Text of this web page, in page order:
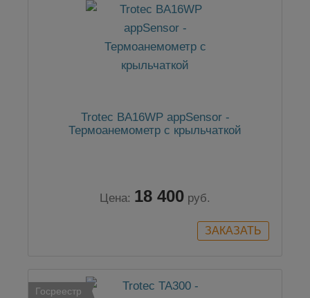
Trotec BA16WP appSensor -
Термоанемометр с крыльчаткой
Цена: 18 400 руб.
Госреестр